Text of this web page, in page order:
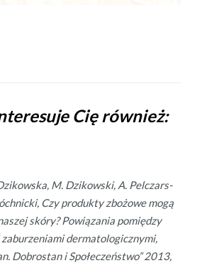
Cię również:
M. Dzikows­ki, A. Pel­czars­
Czy pro­duk­ty zbożowe mogą
skóry? Pow­iąza­nia pomiędzy
der­ma­to­log­iczny­mi,
Dobrostan i Społeczeńst­wo” 2013,